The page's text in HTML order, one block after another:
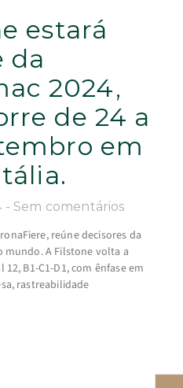
estará
da
2024,
de 24 a
em
Sem comentários
reúne decisores da
A Filstone volta a
B1-C1-D1, com ênfase em
rastreabilidade